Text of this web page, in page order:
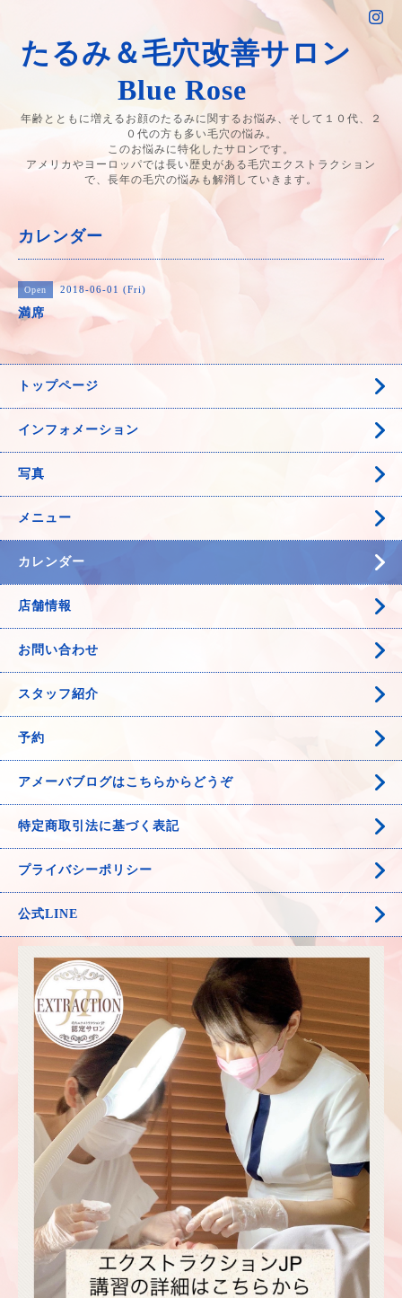
たるみ＆毛穴改善サロン
Blue Rose
年齢とともに増えるお顔のたるみに関するお悩み、そして１０代、２
０代の方も多い毛穴の悩み。
このお悩みに特化したサロンです。
アメリカやヨーロッパでは長い歴史がある毛穴エクストラクション
で、長年の毛穴の悩みも解消していきます。
カレンダー
Open 2018-06-01 (Fri)
満席
トップページ
インフォメーション
写真
メニュー
カレンダー
店舗情報
お問い合わせ
スタッフ紹介
予約
アメーバブログはこちらからどうぞ
特定商取引法に基づく表記
プライバシーポリシー
公式LINE